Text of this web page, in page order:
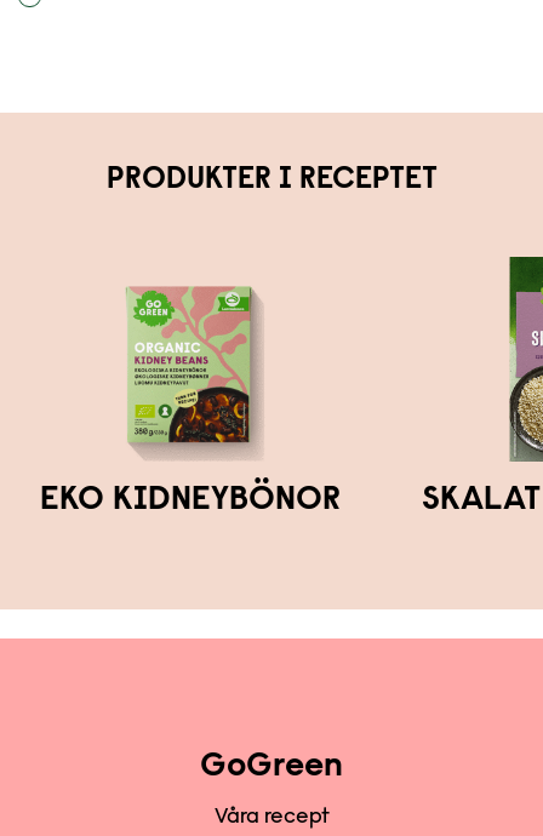
PRODUKTER I RECEPTET
EKO KIDNEYBÖNOR
GoGreen
Våra recept